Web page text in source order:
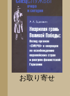
お取り寄せ